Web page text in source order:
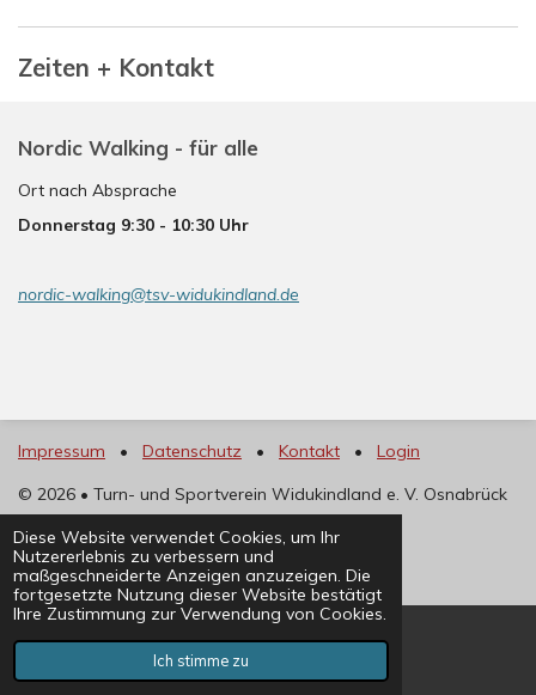
Diese Website verwendet Cookies, um Ihr
Nutzererlebnis zu verbessern und
maßgeschneiderte Anzeigen anzuzeigen. Die
fortgesetzte Nutzung dieser Website bestätigt
Ihre Zustimmung zur Verwendung von Cookies.
Ich stimme zu
Zeiten + Kontakt
Nordic Walking - für alle
Ort nach Absprache
Donnerstag 9:30 - 10:30 Uhr
nordic-walking@tsv-widukindland.de
Impressum • Datenschutz • Kontakt • Login
© 2026 • Turn- und Sportverein Widukindland e. V. Osnabrück
E-Mail